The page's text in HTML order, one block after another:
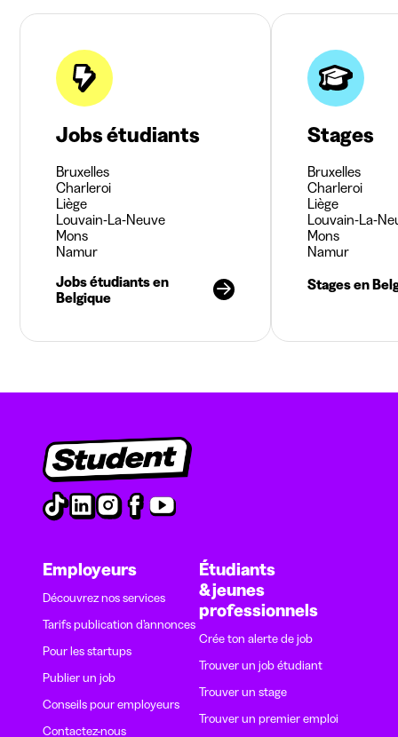
Jobs étudiants
Bruxelles
Charleroi
Liège
Louvain-La-Neuve
Mons
Namur
Jobs étudiants en
Belgique
Stages
Bruxelles
Charleroi
Liège
Louvain-La-
Mons
Namur
Stages en
Employeurs
Découvrez nos services
Tarifs publication d’annonces
Pour les startups
Publier un job
Conseils pour employeurs
Contactez-nous
Étudiants
& jeunes
professionnels
Crée ton alerte de job
Trouver un job étudiant
Trouver un stage
Trouver un premier emploi